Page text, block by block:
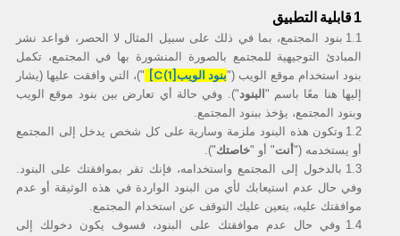
نقاشات المصورين
HUAWEI nova Series
HUAWEI Mate Series
HUAWEI P Series
HUAWEI MateBook D Series
HUAWEI MateBook Series
1قابلية التطبيق
1.1 بنود المجتمع، بما في ذلك على سبيل المثال لا الحصر، قواعد نشر
المبادئ التوجيهية للمجتمع بالصورة المنشورة بها في المجتمع، تكمل
بنود استخدام موقع الويب ("بنود الويب[C(1]
")، التي وافقت عليها (يشار
إليها هنا معًا باسم "البنود"). وفي حالة أي تعارض بين بنود موقع الويب
وبنود المجتمع، يؤخذ ببنود المجتمع.
1.2 وتكون هذه البنود ملزمة وسارية على كل شخص يدخل إلى المجتمع
أو يستخدمه ("أنت" أو "خاصتك").
1.3 بالدخول إلى المجتمع واستخدامه، فإنك تقر بموافقتك على البنود.
وفي حال عدم استيعابك لأي من البنود الواردة في هذه الوثيقة أو عدم
موافقتك عليه، يتعين عليك التوقف عن استخدام المجتمع.
1.4 وفي حال عدم موافقتك على البنود، فسوف يكون دخولك إلى